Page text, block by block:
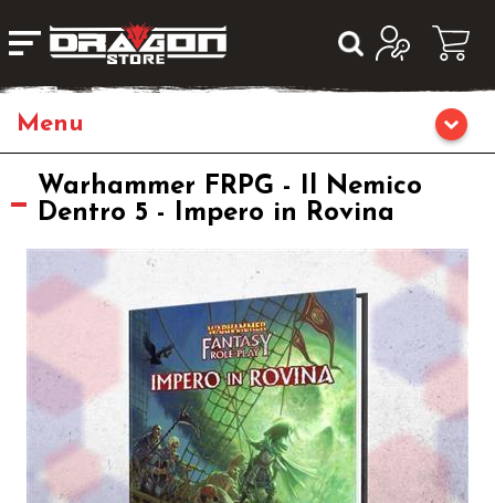
Giochi da Tavolo
Librigame
Fumetti & Romanzi
Giochi di Carte Collezionabili
Miniature
Warhammer FRPG - Il Nemico
Dentro 5 - Impero in Rovina